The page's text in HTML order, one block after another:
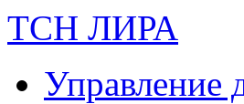
ТСН ЛИРА
Управление